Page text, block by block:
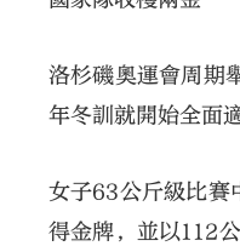
洛杉磯奧運會周期
年冬訓就開始全面
女子63公斤級比賽
得金牌，並以112